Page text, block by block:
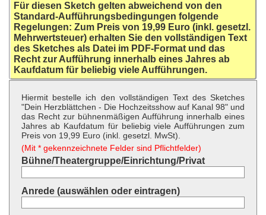
Für diesen Sketch gelten abweichend von den
Standard-Aufführungsbedingungen folgende
Regelungen: Zum Preis von 19,99 Euro (inkl. gesetzl.
Mehrwertsteuer) erhalten Sie den vollständigen Text
des Sketches als Datei im PDF-Format und das
Recht zur Aufführung innerhalb eines Jahres ab
Kaufdatum für beliebig viele Aufführungen.
Hiermit bestelle ich den vollständigen Text des Sketches
"Dein Herzblättchen - Die Hochzeitsshow auf Kanal 98" und
das Recht zur bühnenmäßigen Aufführung innerhalb eines
Jahres ab Kaufdatum für beliebig viele Aufführungen zum
Preis von 19,99 Euro (inkl. gesetzl. MwSt).
(Mit * gekennzeichnete Felder sind Pflichtfelder)
Bühne/Theatergruppe/Einrichtung/Privat
Anrede (auswählen oder eintragen)